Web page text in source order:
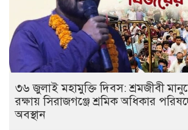
৩৬ জুলাই মহামুক্তি দিবস: শ্রমজীবী
রক্ষায় সিরাজগঞ্জে শ্রমিক অধিকার
অবস্থান